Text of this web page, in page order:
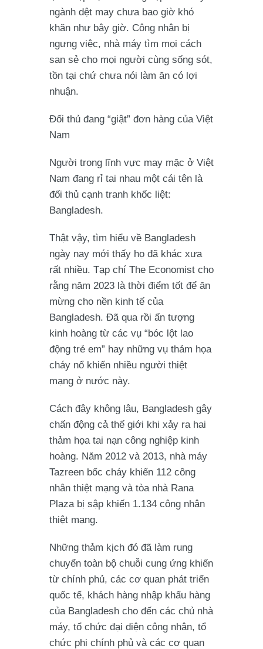
ngành dệt may chưa bao giờ khó
khăn như bây giờ. Công nhân bị
ngưng việc, nhà máy tìm mọi cách
san sẻ cho mọi người cùng sống sót,
tồn tại chứ chưa nói làm ăn có lợi
nhuận.
Đối thủ đang “giật” đơn hàng của Việt
Nam
Người trong lĩnh vực may mặc ở Việt
Nam đang rỉ tai nhau một cái tên là
đối thủ cạnh tranh khốc liệt:
Bangladesh.
Thật vậy, tìm hiểu về Bangladesh
ngày nay mới thấy họ đã khác xưa
rất nhiều. Tạp chí The Economist cho
rằng năm 2023 là thời điểm tốt để ăn
mừng cho nền kinh tế của
Bangladesh. Đã qua rồi ấn tượng
kinh hoàng từ các vụ “bóc lột lao
động trẻ em” hay những vụ thảm họa
cháy nổ khiến nhiều người thiệt
mạng ở nước này.
Cách đây không lâu, Bangladesh gây
chấn động cả thế giới khi xảy ra hai
thảm họa tai nạn công nghiệp kinh
hoàng. Năm 2012 và 2013, nhà máy
Tazreen bốc cháy khiến 112 công
nhân thiệt mạng và tòa nhà Rana
Plaza bị sập khiến 1.134 công nhân
thiệt mạng.
Những thảm kịch đó đã làm rung
chuyển toàn bộ chuỗi cung ứng khiến
từ chính phủ, các cơ quan phát triển
quốc tế, khách hàng nhập khẩu hàng
của Bangladesh cho đến các chủ nhà
máy, tổ chức đại diện công nhân, tổ
chức phi chính phủ và các cơ quan